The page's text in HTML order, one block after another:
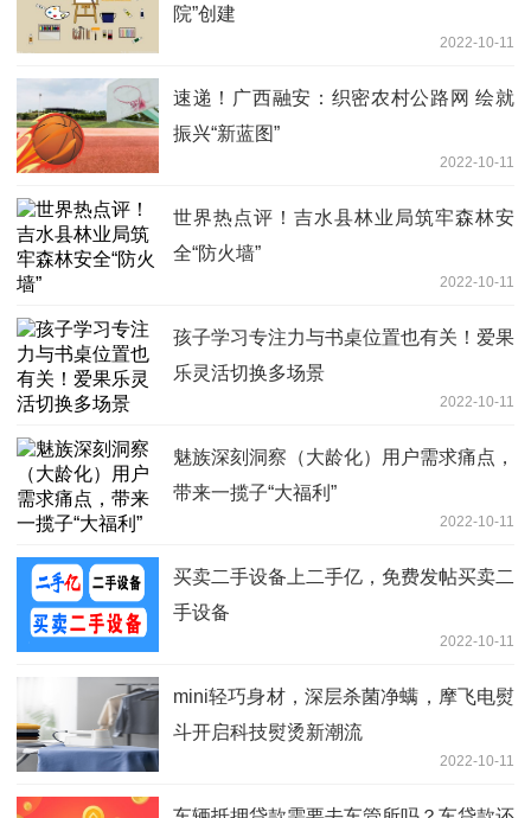
院”创建
2022-10-11
速递！广西融安：织密农村公路网 绘就
振兴“新蓝图”
2022-10-11
世界热点评！吉水县林业局筑牢森林安
全“防火墙”
2022-10-11
孩子学习专注力与书桌位置也有关！爱果
乐灵活切换多场景
2022-10-11
魅族深刻洞察（大龄化）用户需求痛点，
带来一揽子“大福利”
2022-10-11
买卖二手设备上二手亿，免费发帖买卖二
手设备
2022-10-11
mini轻巧身材，深层杀菌净螨，摩飞电熨
斗开启科技熨烫新潮流
2022-10-11